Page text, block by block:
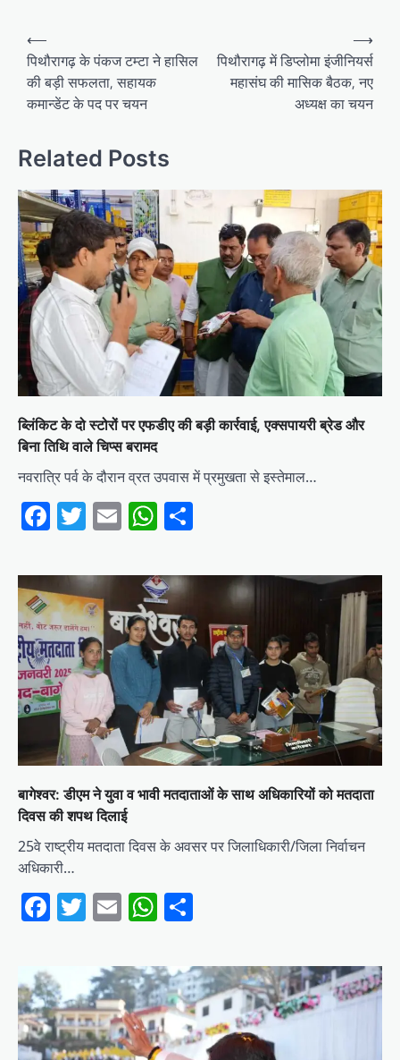
Post
navigation
⟵
पिथौरागढ़ के पंकज टम्टा ने हासिल
की बड़ी सफलता, सहायक
कमान्डेंट के पद पर चयन
पिथौरागढ़ में डिप्लोमा इंजीनियर्स
महासंघ की मासिक बैठक, नए
अध्यक्ष का चयन
⟶
Related Posts
ब्लिंकिट के दो स्टोरों पर एफडीए की बड़ी कार्रवाई, एक्सपायरी ब्रेड और
बिना तिथि वाले चिप्स बरामद
नवरात्रि पर्व के दौरान व्रत उपवास में प्रमुखता से इस्तेमाल…
Facebook
Twitter
EmailWhatsApp
बागेश्वर: डीएम ने युवा व भावी मतदाताओं के साथ अधिकारियों को मतदाता
दिवस की शपथ दिलाई
25वे राष्ट्रीय मतदाता दिवस के अवसर पर जिलाधिकारी/जिला निर्वाचन
अधिकारी…
Facebook
Twitter
EmailWhatsApp